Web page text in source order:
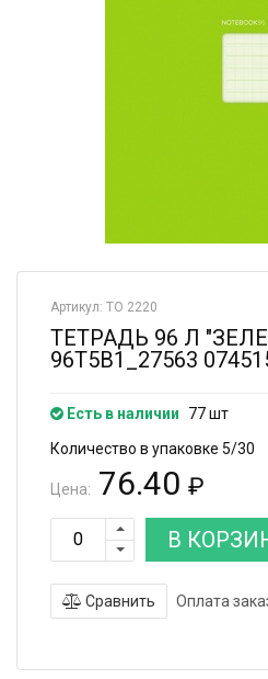
Артикул: ТО 2220
ТЕТРАДЬ 96 Л
96Т5В1_27563
Есть в наличии
77 шт
Количество в упаковке 5/30
Цена: 76.40 ₽
В
Сравнить Оплата